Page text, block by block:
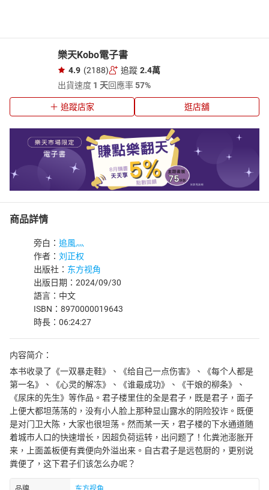
樂天Kobo電子書
4.9 (2188) 追蹤 2.4萬
出貨速度 1 天回應率57%
追蹤店家 逛店舖
商品詳情
旁白： 追風灬
作者： 刘正权
出版社： 东方视角
出版日期：2024/09/30
語言：中文
ISBN：8970000019643
時長：06:24:27
内容简介：
本书收录了《一双暴走鞋》、《给自己一点伤害》、《每个人都是
第一名》、《心灵的解冻》、《谁最成功》、《干娘的柳条》、
《尿床的先生》等作品。君子楼里住的全是君子，既是君子，面子
上便大都坦荡荡的，没有小人脸上那种显山露水的阴险狡诈。既便
是对门卫大陈，大家也很坦荡。然而某一天，君子楼的下水通道随
着城市人口的快速增长，因超负荷运转，出问题了！化粪池澎胀开
来，上面盖板便有粪便向外溢出来。自古君子是远苞厨的，更别说
粪便了，这下君子们该怎么办呢？